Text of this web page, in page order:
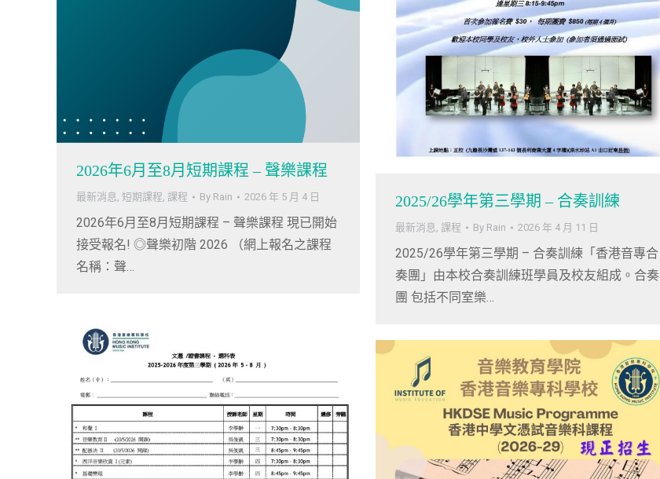
2026年6月至8月短期課程 – 聲樂課程
最新消息, 短期課程, 課程 By Rain 2026 年 5 月 4 日
2026年6月至8月短期課程 – 聲樂課程 現已開始
接受報名! ◎聲樂初階 2026 （網上報名之課程
名稱：聲…
2025/26學年第三學期 – 合奏訓練
最新消息, 課程 By Rain 2026 年 4 月 11 日
2025/26學年第三學期 – 合奏訓練「香港音專合
奏團」由本校合奏訓練班學員及校友組成。合奏
團 包括不同室樂…